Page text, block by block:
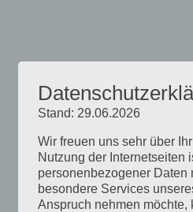
Stand: 29.06.2026
Wir freuen uns sehr über
Nutzung der Internetseiten
personenbezogener Daten
besondere Services
Anspruch nehmen möchte,